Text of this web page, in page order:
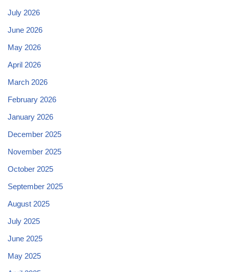
July 2026
June 2026
May 2026
April 2026
March 2026
February 2026
January 2026
December 2025
November 2025
October 2025
September 2025
August 2025
July 2025
June 2025
May 2025